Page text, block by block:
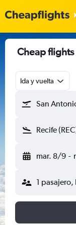
Cheap flights
Ida y vuelta
San
Recife
mar. 8/9 -
1